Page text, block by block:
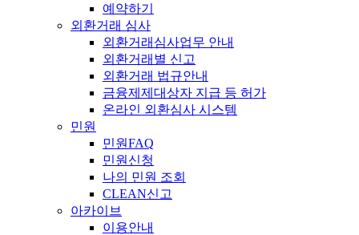
예약하기
외환거래 심사
외환거래심사업무 안내
외환거래별 신고
외환거래 법규안내
금융제제대상자 지급 등 허가
온라인 외환심사 시스템
민원
민원FAQ
민원신청
나의 민원 조회
CLEAN신고
아카이브
이용안내